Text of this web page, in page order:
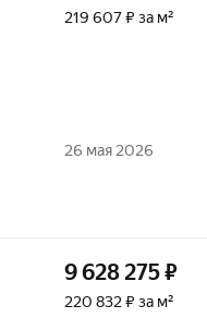
219 607 ₽ за м²
26 мая 2026
9 628 275₽
220 832 ₽ за м²